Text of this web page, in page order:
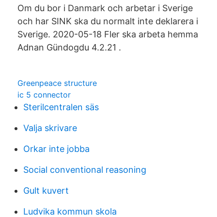
Om du bor i Danmark och arbetar i Sverige
och har SINK ska du normalt inte deklarera i
Sverige. 2020-05-18 Fler ska arbeta hemma
Adnan Gündogdu 4.2.21 .
Greenpeace structure
ic 5 connector
Sterilcentralen säs
Valja skrivare
Orkar inte jobba
Social conventional reasoning
Gult kuvert
Ludvika kommun skola